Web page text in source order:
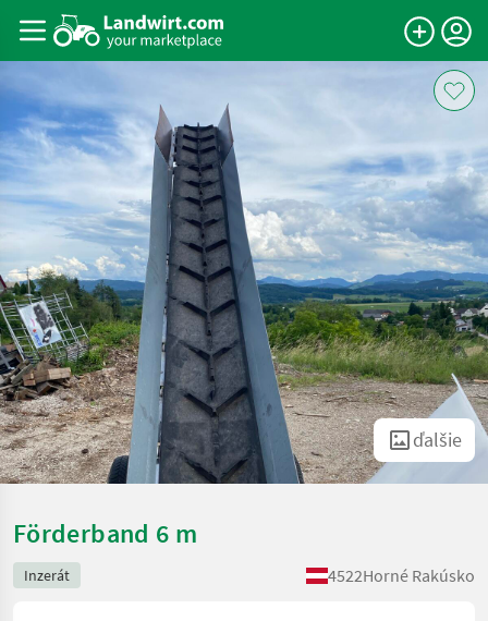
ďalšie
Förderband 6 m
Inzerát 4522Horné Rakúsko